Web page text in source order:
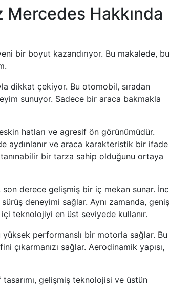
Mercedes Hakkında
bir boyut kazandırıyor. Bu makalede, bu
dikkat çekiyor. Bu otomobil, sıradan
sunuyor. Sadece bir araca bakmakla
hatları ve agresif ön görünümüdür.
aydınlanır ve araca karakteristik bir ifade
bir tarza sahip olduğunu ortaya
derece gelişmiş bir iç mekan sunar.
deneyimi sağlar. Aynı zamanda, geniş
teknolojiyi en üst seviyede kullanır.
performanslı bir motorla sağlar. Bu
çıkarmanızı sağlar. Aerodinamik yapısı,
gelişmiş teknolojisi ve üstün